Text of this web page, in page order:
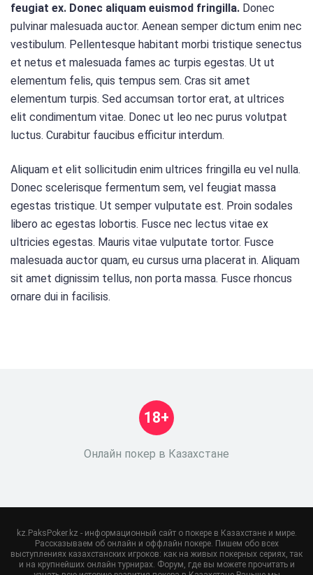
feugiat ex. Donec aliquam euismod fringilla. Donec
pulvinar malesuada auctor. Aenean semper dictum enim nec
vestibulum. Pellentesque habitant morbi tristique senectus
et netus et malesuada fames ac turpis egestas. Ut ut
elementum felis, quis tempus sem. Cras sit amet
elementum turpis. Sed accumsan tortor erat, at ultrices
elit condimentum vitae. Donec ut leo nec purus volutpat
luctus. Curabitur faucibus efficitur interdum.
Aliquam et elit sollicitudin enim ultrices fringilla eu vel nulla.
Donec scelerisque fermentum sem, vel feugiat massa
egestas tristique. Ut semper vulputate est. Proin sodales
libero ac egestas lobortis. Fusce nec lectus vitae ex
ultricies egestas. Mauris vitae vulputate tortor. Fusce
malesuada auctor quam, eu cursus urna placerat in. Aliquam
sit amet dignissim tellus, non porta massa. Fusce rhoncus
ornare dui in facilisis.
Онлайн покер в Казахстане
18+
kz.PaksPoker.kz - информационный сайт о покере в Казахстане и мире.
Рассказываем об онлайн и оффлайн покере. Пишем обо всех
выступлениях казахстанских игроков: как на живых покерных сериях, так
и на крупнейших онлайн турнирах. Форум, где вы можете прочитать и